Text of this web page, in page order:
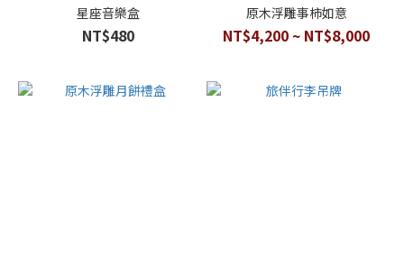
星座音樂盒
NT$480
原木浮雕事柿如意
NT$4,200 ~ NT$8,000